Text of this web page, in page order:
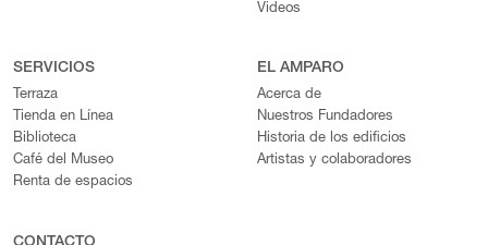
Videos
SERVICIOS
Terraza
Tienda en Línea
Biblioteca
Café del Museo
Renta de espacios
EL AMPARO
Acerca de
Nuestros Fundadores
Historia de los edificios
Artistas y colaboradores